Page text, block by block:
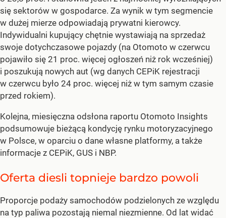
się sektorów w gospodarce. Za wynik w tym segmencie
w dużej mierze odpowiadają prywatni kierowcy.
Indywidualni kupujący chętnie wystawiają na sprzedaż
swoje dotychczasowe pojazdy (na Otomoto w czerwcu
pojawiło się 21 proc. więcej ogłoszeń niż rok wcześniej)
i poszukują nowych aut (wg danych CEPiK rejestracji
w czerwcu było 24 proc. więcej niż w tym samym czasie
przed rokiem).
Kolejna, miesięczna odsłona raportu Otomoto Insights
podsumowuje bieżącą kondycję rynku motoryzacyjnego
w Polsce, w oparciu o dane własne platformy, a także
informacje z CEPiK, GUS i NBP.
Oferta diesli topnieje bardzo powoli
Proporcje podaży samochodów podzielonych ze względu
na typ paliwa pozostają niemal niezmienne. Od lat widać